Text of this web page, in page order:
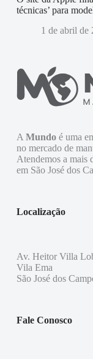
técnicas’ para
1 de abril de
A Mundoé uma
no mercado de
Atendemos a mais
em São José dos
Localização
Av. Heitor Villa
Vila Ema
São José dos
Fale Conosco